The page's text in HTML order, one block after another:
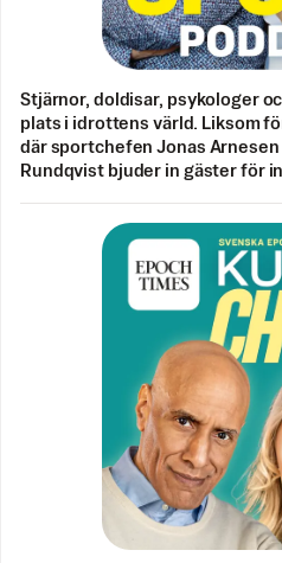
Stjärnor, doldisar, psykologer
plats i idrottens värld. Liksom
där sportchefen Jonas
Rundqvist bjuder in gäster för